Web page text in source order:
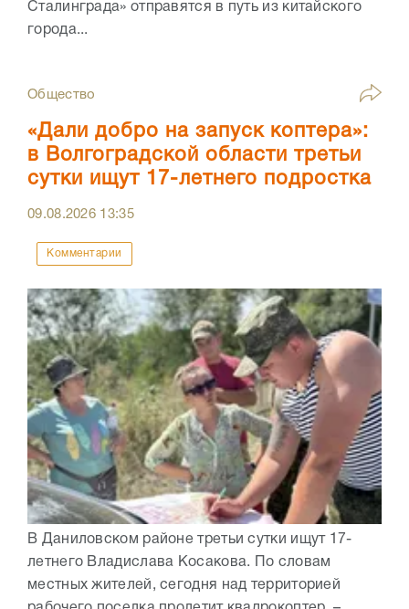
Сталинграда» отправятся в путь из китайского
города...
Общество
«Дали добро на запуск коптера»:
в Волгоградской области третьи
сутки ищут 17-летнего подростка
09.08.2026 13:35
Комментарии
В Даниловском районе третьи сутки ищут 17-
летнего Владислава Косакова. По словам
местных жителей, сегодня над территорией